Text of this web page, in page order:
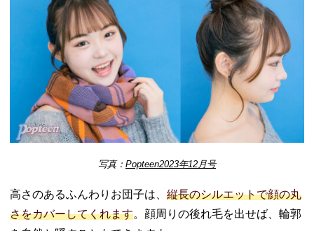
写真： Popteen2023年12月号
高さのあるふんわりお団子は、 縦長のシルエットで顔の丸
さをカバーしてくれます。顔周りの後れ毛を出せば、輪郭